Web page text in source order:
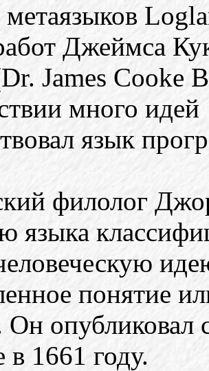
метаязыков
Джеймса
James Cooke
много идей
язык
филолог
языка
понятие
Он опубликовал
1661 году.